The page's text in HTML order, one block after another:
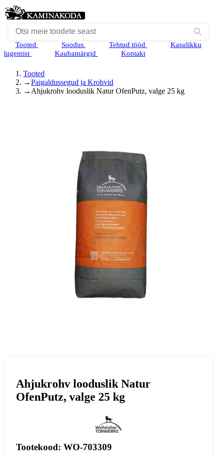
Tooted Soodus Tehtud tööd
Kasulikku
lugemist
Kaubamärgid Kontakt
Tooted
→Paigaldussegud ja Krohvid
→ Ahjukrohv looduslik Natur OfenPutz, valge 25 kg
Ahjukrohv looduslik Natur
OfenPutz, valge 25 kg
Tootekood: WO-703309